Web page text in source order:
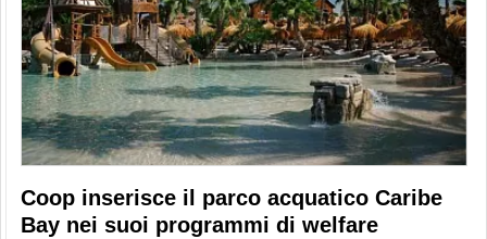
Coop inserisce il parco acquatico Caribe
Bay nei suoi programmi di welfare